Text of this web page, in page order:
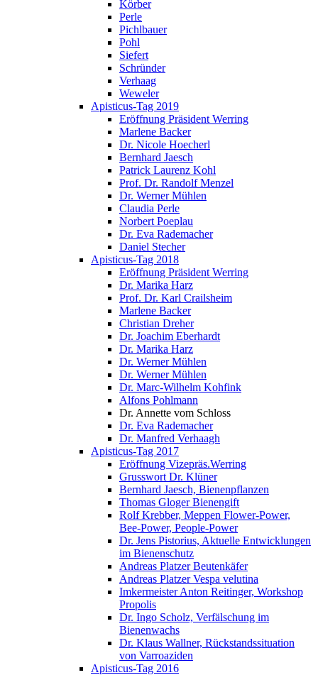
Körber
Perle
Pichlbauer
Pohl
Siefert
Schründer
Verhaag
Weweler
Apisticus-Tag 2019
Eröffnung Präsident Werring
Marlene Backer
Dr. Nicole Hoecherl
Bernhard Jaesch
Patrick Laurenz Kohl
Prof. Dr. Randolf Menzel
Dr. Werner Mühlen
Claudia Perle
Norbert Poeplau
Dr. Eva Rademacher
Daniel Stecher
Apisticus-Tag 2018
Eröffnung Präsident Werring
Dr. Marika Harz
Prof. Dr. Karl Crailsheim
Marlene Backer
Christian Dreher
Dr. Joachim Eberhardt
Dr. Marika Harz
Dr. Werner Mühlen
Dr. Werner Mühlen
Dr. Marc-Wilhelm Kohfink
Alfons Pohlmann
Dr. Annette vom Schloss
Dr. Eva Rademacher
Dr. Manfred Verhaagh
Apisticus-Tag 2017
Eröffnung Vizepräs.Werring
Grusswort Dr. Klüner
Bernhard Jaesch, Bienenpflanzen
Thomas Gloger Bienengift
Rolf Krebber, Meppen Flower-Power,
Bee-Power, People-Power
Dr. Jens Pistorius, Aktuelle Entwicklungen
im Bienenschutz
Andreas Platzer Beutenkäfer
Andreas Platzer Vespa velutina
Imkermeister Anton Reitinger, Workshop
Propolis
Dr. Ingo Scholz, Verfälschung im
Bienenwachs
Dr. Klaus Wallner, Rückstandssituation
von Varroaziden
Apisticus-Tag 2016